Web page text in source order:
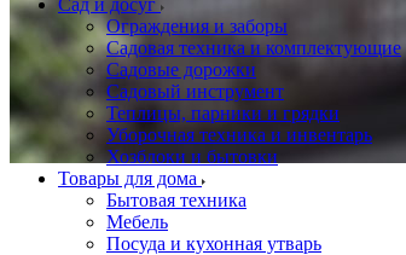
Сад и досуг
Ограждения и заборы
Садовая техника и комплектующие
Садовые дорожки
Садовый инструмент
Теплицы, парники и грядки
Уборочная техника и инвентарь
Хозблоки и бытовки
Товары для дома
Бытовая техника
Мебель
Посуда и кухонная утварь